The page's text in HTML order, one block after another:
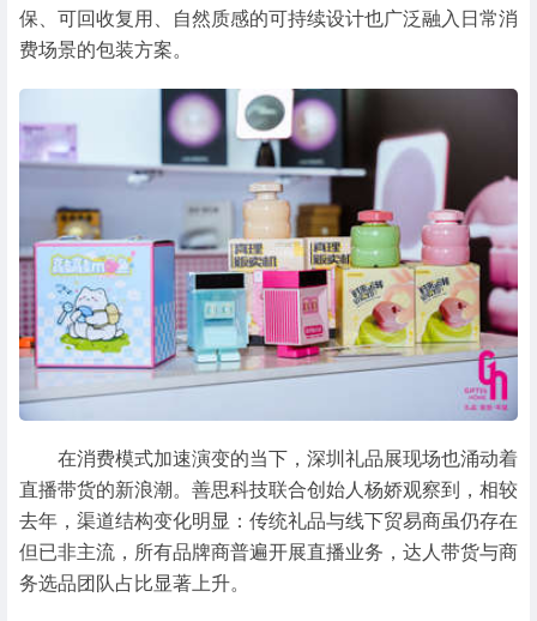
保、可回收复用、自然质感的可持续设计也广泛融入日常消
费场景的包装方案。
在消费模式加速演变的当下，深圳礼品展现场也涌动着
直播带货的新浪潮。善思科技联合创始人杨娇观察到，相较
去年，渠道结构变化明显：传统礼品与线下贸易商虽仍存在
但已非主流，所有品牌商普遍开展直播业务，达人带货与商
务选品团队占比显著上升。